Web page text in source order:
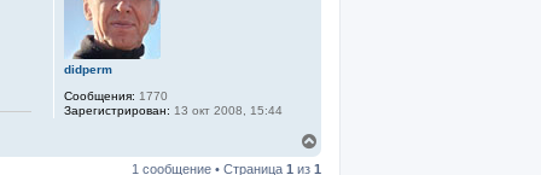
didperm
Сообщения: 1770
Зарегистрирован: 13 окт 2008, 15:44
1 сообщение • Страница 1 из 1